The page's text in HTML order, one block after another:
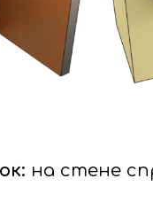
на стене